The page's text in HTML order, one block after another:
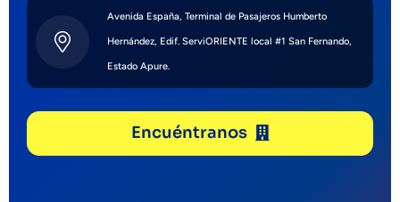
Avenida España, Terminal de Pasajeros Humberto
Hernández, Edif. ServiORIENTE local #1 San Fernando,
Estado Apure.
Encuéntranos